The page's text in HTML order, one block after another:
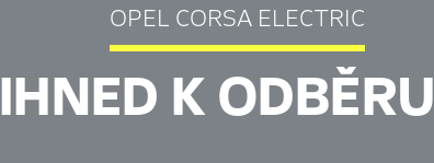
OPEL CORSA ELECTRIC
IHNED K ODBĚRU